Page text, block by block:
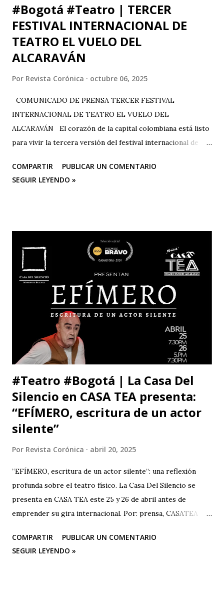
#Bogotá #Teatro | TERCER
FESTIVAL INTERNACIONAL DE
TEATRO EL VUELO DEL
ALCARAVÁN
Por Revista Corónica octubre 06, 2025
COMUNICADO DE PRENSA TERCER FESTIVAL
INTERNACIONAL DE TEATRO EL VUELO DEL
ALCARAVÁN El corazón de la capital colombiana está listo
para vivir la tercera versión del festival internacional de
de octubre del 2025 en el Corredor Cultural Del Centro
Comercial Los Ángeles, dónde actualmente se han
Galponcito De Umbral- Correo De Voz Teatro , Candela
Teatro y CASA TEA -Teatro Estudio Alcaraván- este último,
organizador del festival. Teatro Estudio Alcaraván, las
salas del corredor cultural, los grupos y artistas
participantes les hacen una cordial invitación al público
capitalino y a los espectadores del arte y la cultura en la
ciudad (y fuera de ella) para que asistan a la tercera versión
de este festival internacional de teatro que este año les ...
COMPARTIR
PUBLICAR UN COMENTARIO
SEGUIR LEYENDO »
#Teatro #Bogotá | La Casa Del
Silencio en CASA TEA presenta:
“EFÍMERO, escritura de un actor
silente”
Por Revista Corónica abril 20, 2025
“EFÍMERO, escritura de un actor silente”: una reflexión
profunda sobre el teatro físico. La Casa Del Silencio se
presenta en CASA TEA este 25 y 26 de abril antes de
emprender su gira internacional. Por: prensa, CASATEA
CASA TEA con sus últimas funciones este 25 y 26 de abril de
“Efímero”, La Casa del Silencio se embarcará en una gira
COMPARTIR
PUBLICAR UN COMENTARIO
SEGUIR LEYENDO »